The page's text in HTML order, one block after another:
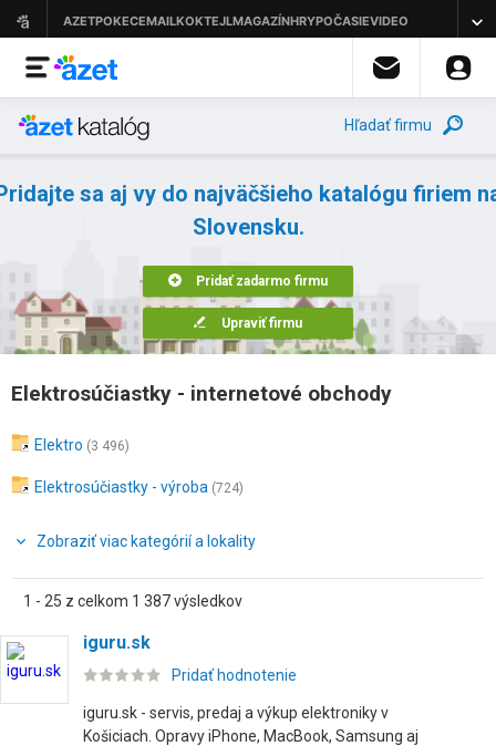
Hľadať firmu
sa aj vy do najväčšieho katalógu firiem
Slovensku.
Pridať zadarmo firmu
Upraviť firmu
Elektrosúčiastky - internetové obchody
Elektro (3 496)
Elektrosúčiastky - výroba (724)
Zobraziť viac kategórií a lokality
1 - 25 z celkom 1 387 výsledkov
iguru.sk
Pridať hodnotenie
iguru.sk - servis, predaj a výkup elektroniky v
Košiciach. Opravy iPhone, MacBook, Samsung aj